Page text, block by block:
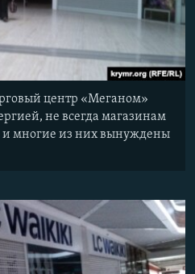
центр «Меганом​»
не всегда магазинам
и многие из них вынуждены